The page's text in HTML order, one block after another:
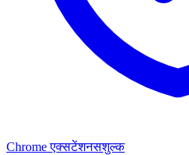
Chrome एक्सटेंशनसशुल्क